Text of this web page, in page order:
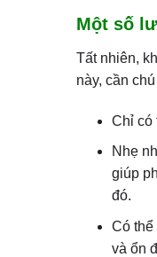
Một số
Tất nhiên,
này, cần chú
Chỉ có
Nhẹ
giúp
đó.
Có thể
và ổn